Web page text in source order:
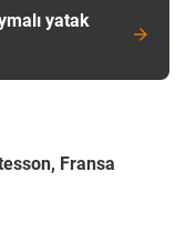
yatak
Fransa